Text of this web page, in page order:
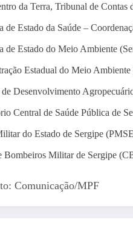
da Terra, Tribunal de Contas
de Estado da Saúde –
de Estado do Meio Ambiente
Estadual do Meio
de Desenvolvimento
Central de Saúde Pública de
do Estado de Sergipe
Bombeiros Militar de Sergipe
Comunicação/MPF